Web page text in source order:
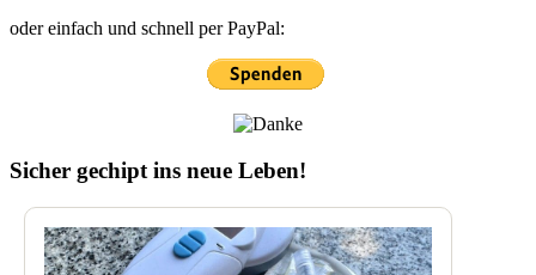
oder einfach und schnell per PayPal:
Sicher gechipt ins neue Leben!